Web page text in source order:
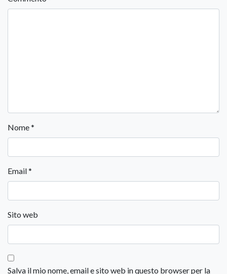
Nome*
Email*
Sito web
Salva il mio nome, email e sito web in questo browser per la